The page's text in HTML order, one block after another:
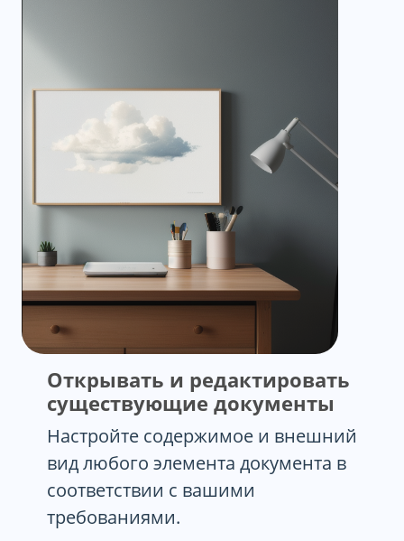
Открывать и редактировать
существующие документы
Настройте содержимое и внешний
вид любого элемента документа в
соответствии с вашими
требованиями.